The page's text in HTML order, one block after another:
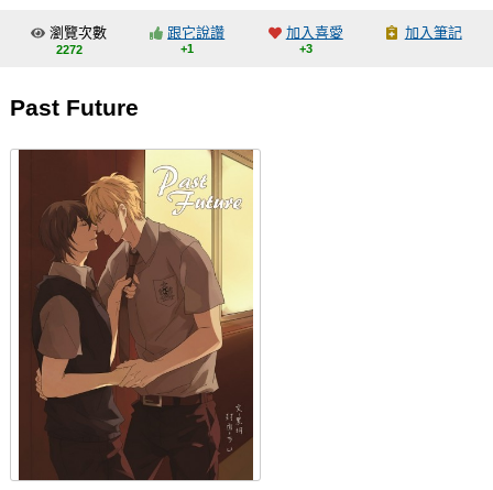
交流中心
註冊會員
登入
瀏覽次數
2272
跟它說讚
+1
加入喜愛
+3
加入筆記
Past Future